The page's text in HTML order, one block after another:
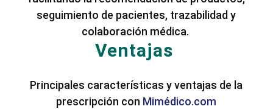
seguimiento de pacientes, trazabilidad y
colaboración médica.
Ventajas
Principales características y ventajas de la
prescripción con Mimédico.com